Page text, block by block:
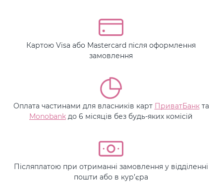
Картою Visa або Mastercard після оформлення
замовлення
Оплата частинами для власників карт ПриватБанкта
Monobank до 6 місяців без будь-яких комісій
Післяплатою при отриманні замовлення у відділенні
пошти або в кур’єра